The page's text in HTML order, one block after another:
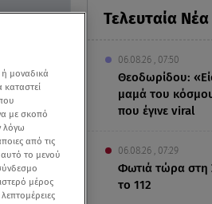
Τελευταία Νέα
06.08.26 , 07:50
Θεοδωρίδου:
μαμά του
που έγινε viral
06.08.26 , 07:29
Φωτιά τώρα στη
το 112
μοναδικά
με σκοπό
λόγω
από τις
αυτό το μενού
μέρος